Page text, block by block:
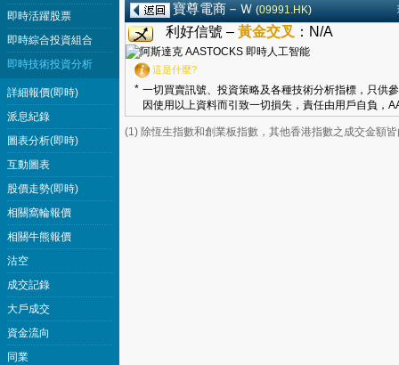
寶尊電商－Ｗ (09991.HK)
利好信號 – 黃金交叉 ： N/A
這是什麼?
* 一切買賣訊號、投資策略及各種技術分析指標，只供
因使用以上資料而引致一切損失，責任由用戶自負，
(1) 除恆生指數和創業板指數，其他香港指數之成交金額
即時活躍股票
即時綜合投資組合
即時技術投資分析
詳細報價(即時)
派息紀錄
圖表分析(即時)
互動圖表
股價走勢(即時)
相關窩輪報價
相關牛熊報價
沽空
成交記錄
大戶成交
資金流向
同業